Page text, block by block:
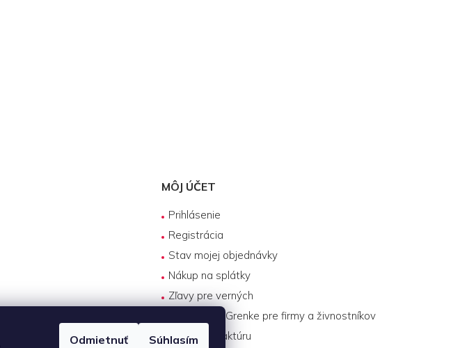
Odmietnuť Súhlasím
MÔJ ÚČET
Prihlásenie
Registrácia
Stav mojej objednávky
Nákup na splátky
Zľavy pre verných
Biznis lízing Grenke pre firmy a živnostníkov
Platba na faktúru